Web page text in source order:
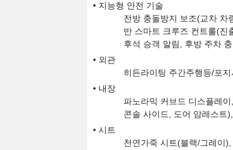
지능형 안전 기술
전방 충돌방지 보조(교차 차
반 스마트 크루즈 컨트롤(진
후석 승객 알림, 후방 주차
외관
히든라이팅 주간주행등/포
내장
파노라믹 커브드 디스플레
콘솔 사이드, 도어 암레스트
시트
천연가죽 시트(블랙/그레이